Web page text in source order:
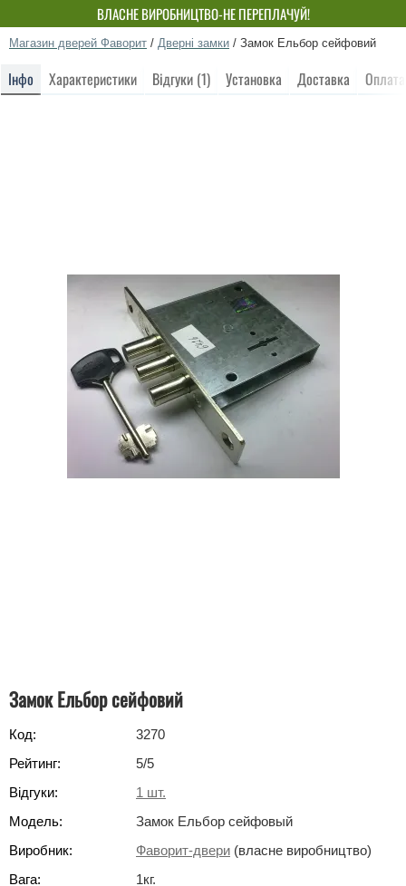
ВЛАСНЕ ВИРОБНИЦТВО-НЕ ПЕРЕПЛАЧУЙ!
Магазин дверей Фаворит / Дверні замки / Замок Ельбор сейфовий
Інфо Характеристики Відгуки (1) Установка Доставка Оплата
Замок Ельбор сейфовий
Код:
3270
Рейтинг:
5/5
Відгуки:
1 шт.
Модель:
Замок Ельбор сейфовый
Виробник:
Фаворит-двери (власне виробництво)
Вага:
1кг.